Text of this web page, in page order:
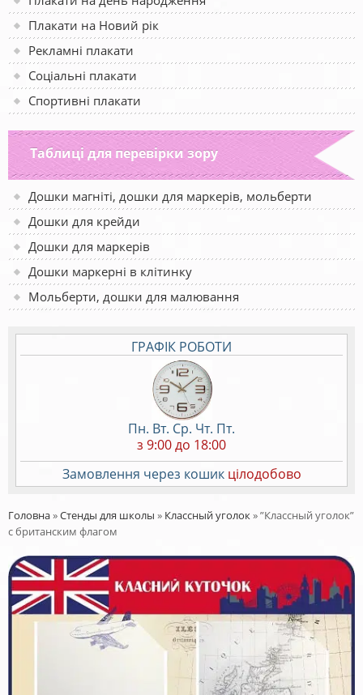
Плакати на Новий рік
Рекламні плакати
Соціальні плакати
Спортивні плакати
Таблиці для перевірки зору
Дошки магніті, дошки для маркерів, мольберти
Дошки для крейди
Дошки для маркерів
Дошки маркерні в клітинку
Мольберти, дошки для малювання
ГРАФІК РОБОТИ
Пн. Вт. Ср. Чт. Пт.
з 9:00 до 18:00
Замовлення через кошик цілодобово
Головна»Стенды для школы » Классный уголок»”Классный уголок”
с британским флагом